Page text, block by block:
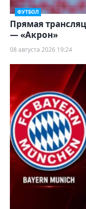
ФУТБОЛ
Прямая
— «Акрон»
08 августа 2026 19:24